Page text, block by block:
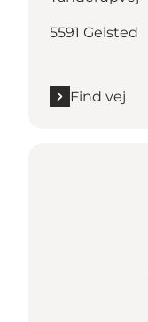
5591 Gelsted
Find vej